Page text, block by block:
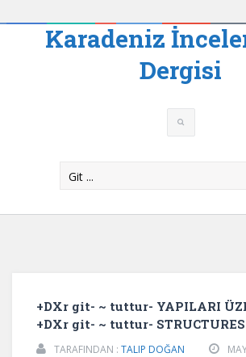
Karadeniz
Dergisi
Git ...
+DXr git- ~ tuttur- YAPILARI
+DXr git- ~ tuttur- STRUCTURES
TARAFINDAN : TALIP DOĞAN